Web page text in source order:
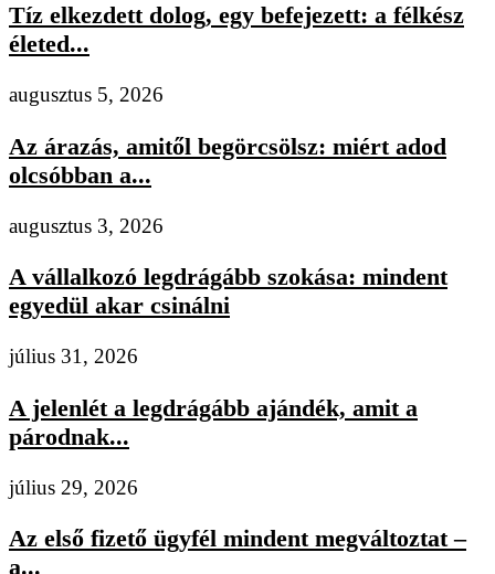
Tíz elkezdett dolog, egy befejezett: a félkész
életed...
augusztus 5, 2026
Az árazás, amitől begörcsölsz: miért adod
olcsóbban a...
augusztus 3, 2026
A vállalkozó legdrágább szokása: mindent
egyedül akar csinálni
július 31, 2026
A jelenlét a legdrágább ajándék, amit a
párodnak...
július 29, 2026
Az első fizető ügyfél mindent megváltoztat –
a...